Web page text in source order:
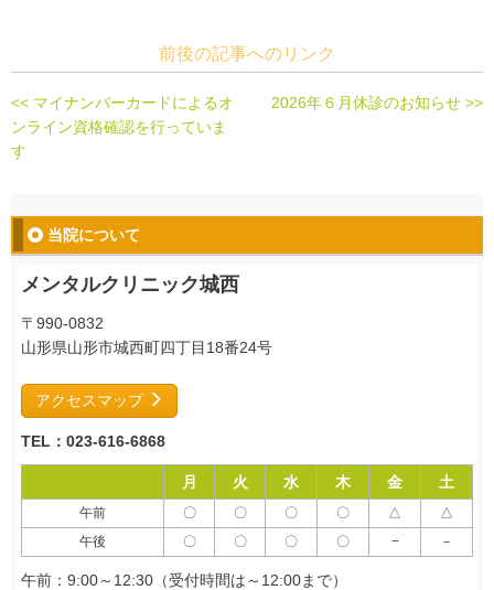
前後の記事へのリンク
<< マイナンバーカードによるオ
ンライン資格確認を行っていま
す
2026年６月休診のお知らせ >>
当院について
メンタルクリニック城西
〒990-0832
山形県山形市城西町四丁目18番24号
アクセスマップ
TEL：023-616-6868
月 火 水 木 金 土
午前 〇 〇 〇 〇 △
△
午後
〇 〇 〇 〇 − －
午前：9:00～12:30（受付時間は～12:00まで）